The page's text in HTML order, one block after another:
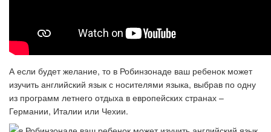
А если будет желание, то в Робинзонаде ваш ребенок может
изучить английский язык с носителями языка, выбрав по одну
из программ летнего отдыха в европейских странах –
Германии, Италии или Чехии.